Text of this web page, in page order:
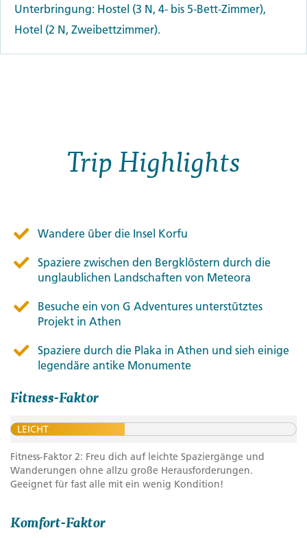
Unterbringung: Hostel (3 N, 4- bis 5-Bett-Zimmer),
Hotel (2 N, Zweibettzimmer).
Trip Highlights
Wandere über die Insel Korfu
Spaziere zwischen den Bergklöstern durch die
unglaublichen Landschaften von Meteora
Besuche ein von G Adventures unterstütztes
Projekt in Athen
Spaziere durch die Plaka in Athen und sieh einige
legendäre antike Monumente
Fitness-Faktor
LEICHT
Fitness-Faktor 2: Freu dich auf leichte Spaziergänge und
Wanderungen ohne allzu große Herausforderungen.
Geeignet für fast alle mit ein wenig Kondition!
Komfort-Faktor